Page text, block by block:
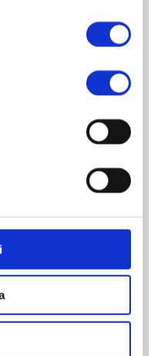
Chitrakarin
luonnon- ja
laboratorioon